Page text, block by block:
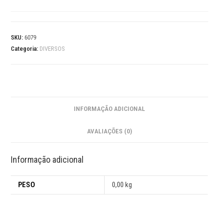
SKU:6079
Categoria: DIVERSOS
INFORMAÇÃO ADICIONAL
AVALIAÇÕES (0)
Informação adicional
PESO 0,00 kg